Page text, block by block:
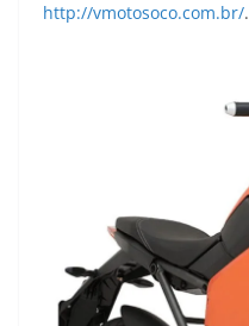
http://vmotosoco.com.br/.